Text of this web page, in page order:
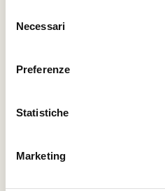
delNecessari
Preferenze
Statistiche
Marketing